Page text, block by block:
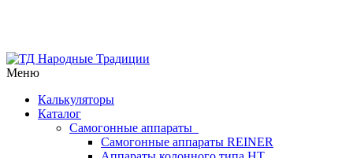
Меню
Калькуляторы
Каталог
Самогонные аппараты
Самогонные аппараты REINER